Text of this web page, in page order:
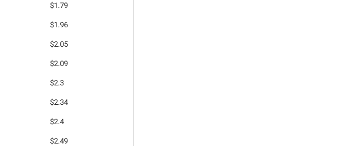
$1.79
$1.96
$2.05
$2.09
$2.3
$2.34
$2.4
$2.49